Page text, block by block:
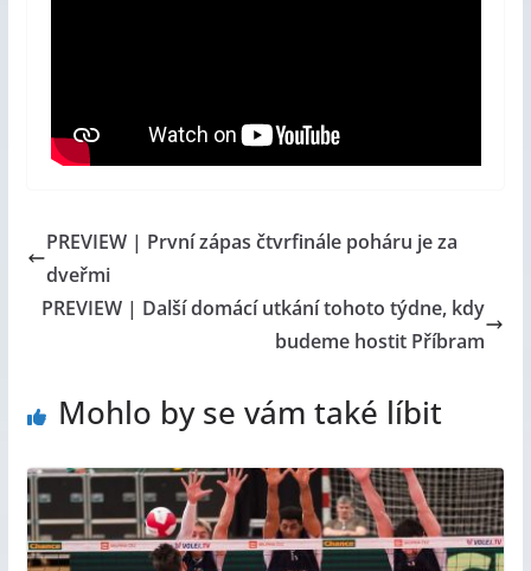
PREVIEW | První zápas čtvrfinále poháru je za
dveřmi
PREVIEW | Další domácí utkání tohoto týdne, kdy
budeme hostit Příbram
Mohlo by se vám také líbit